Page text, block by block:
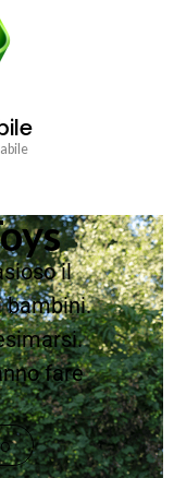
il
bambini.
fare